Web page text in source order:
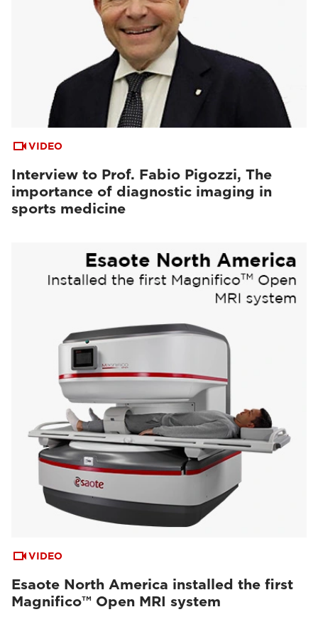
VIDEO
Interview to Prof. Fabio Pigozzi, The
importance of diagnostic imaging in
sports medicine
VIDEO
Esaote North America installed the first
Magnifico™ Open MRI system